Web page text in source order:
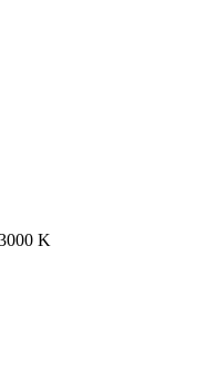
K